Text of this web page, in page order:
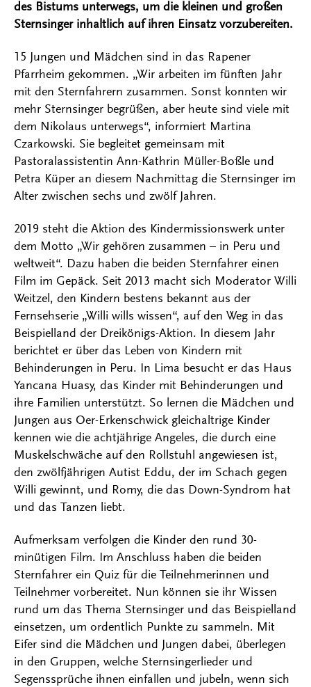
des Bistums unterwegs, um die kleinen und großen
Sternsinger inhaltlich auf ihren Einsatz vorzubereiten.
15 Jungen und Mädchen sind in das Rapener
Pfarrheim gekommen. „Wir arbeiten im fünften Jahr
mit den Sternfahrern zusammen. Sonst konnten wir
mehr Sternsinger begrüßen, aber heute sind viele mit
dem Nikolaus unterwegs“, informiert Martina
Czarkowski. Sie begleitet gemeinsam mit
Pastoralassistentin Ann-Kathrin Müller-Boßle und
Petra Küper an diesem Nachmittag die Sternsinger im
Alter zwischen sechs und zwölf Jahren.
2019 steht die Aktion des Kindermissionswerk unter
dem Motto „Wir gehören zusammen – in Peru und
weltweit“. Dazu haben die beiden Sternfahrer einen
Film im Gepäck. Seit 2013 macht sich Moderator Willi
Weitzel, den Kindern bestens bekannt aus der
Fernsehserie „Willi wills wissen“, auf den Weg in das
Beispielland der Dreikönigs-Aktion. In diesem Jahr
berichtet er über das Leben von Kindern mit
Behinderungen in Peru. In Lima besucht er das Haus
Yancana Huasy, das Kinder mit Behinderungen und
ihre Familien unterstützt. So lernen die Mädchen und
Jungen aus Oer-Erkenschwick gleichaltrige Kinder
kennen wie die achtjährige Angeles, die durch eine
Muskelschwäche auf den Rollstuhl angewiesen ist,
den zwölfjährigen Autist Eddu, der im Schach gegen
Willi gewinnt, und Romy, die das Down-Syndrom hat
und das Tanzen liebt.
Aufmerksam verfolgen die Kinder den rund 30-
minütigen Film. Im Anschluss haben die beiden
Sternfahrer ein Quiz für die Teilnehmerinnen und
Teilnehmer vorbereitet. Nun können sie ihr Wissen
rund um das Thema Sternsinger und das Beispielland
einsetzen, um ordentlich Punkte zu sammeln. Mit
Eifer sind die Mädchen und Jungen dabei, überlegen
in den Gruppen, welche Sternsingerlieder und
Segenssprüche ihnen einfallen und jubeln, wenn sich